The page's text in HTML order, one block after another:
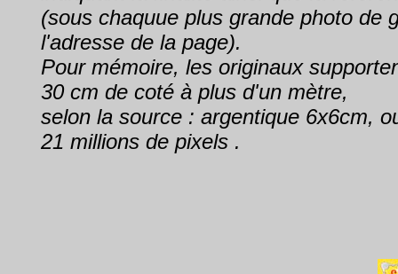
(sous chaquue plus grande photo de
l'adresse de la page).
Pour mémoire, les originaux
30 cm de coté à plus d'un mètre,
selon la source : argentique 6x6cm,
21 millions de pixels .